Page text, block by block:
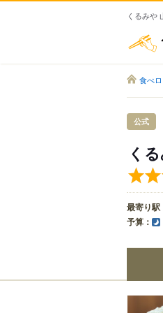
くるみや
食べ
公式
く
最寄り駅
予算：